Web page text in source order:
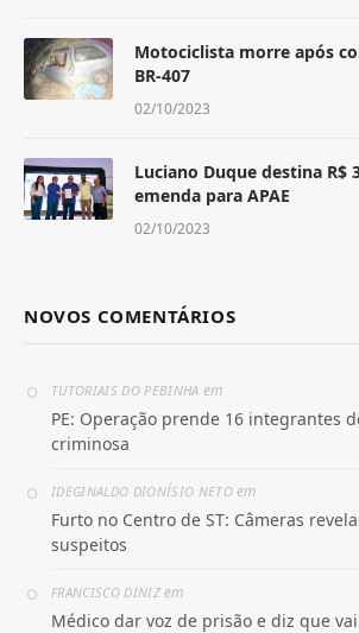
Motociclista morre após
BR-407
02/10/2023
Luciano Duque destina R$
emenda para APAE
02/10/2023
NOVOS COMENTÁRIOS
TUTORIAIS DO PEBINHA em
PE: Operação prende 16 integrantes
criminosa
IDEGINALDO DIONÍSIO NETOem
Furto no Centro de ST: Câmeras
suspeitos
FRANCISCO DINIZem
Médico dar voz de prisão e diz que